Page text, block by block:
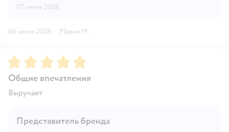
07 июня 2026
06 июня 2026 · Мария М.
Рейтинг:5
Общие впечатления
Выручает
Представитель бренда